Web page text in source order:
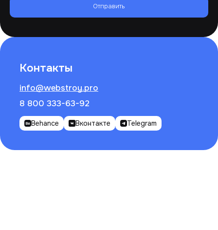
Отправить
Контакты
info@webstroy.pro
8 800 333-63-92
Behance Вконтакте Telegram